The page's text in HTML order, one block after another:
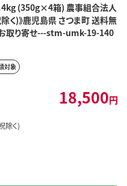
(350g×4箱) 農事組合法人
く)》鹿児島県 さつま町 送料無
取り寄せ---stm-umk-19-140
対象
18,500円
除く)